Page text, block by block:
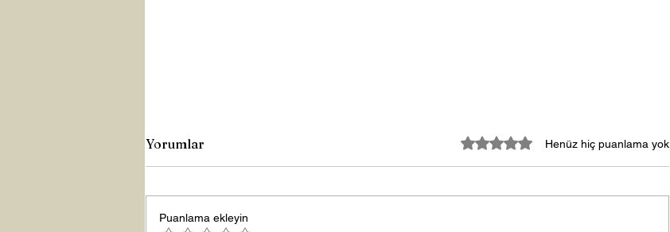
Yorumlar 5 üzerinden 0 yıldızHenüz hiç puanlama yok
Puanlama ekleyin